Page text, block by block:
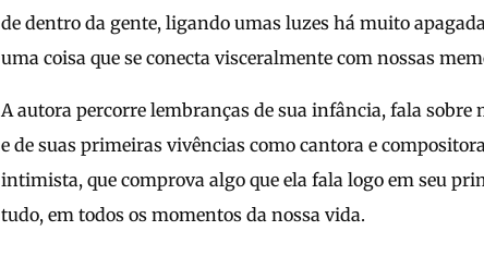
de dentro da gente, ligando umas luzes há muito
uma coisa que se conecta visceralmente com nossas
A autora percorre lembranças de sua infância, fala sobre
e de suas primeiras vivências como cantora e
intimista, que comprova algo que ela fala logo em seu
tudo, em todos os momentos da nossa vida.